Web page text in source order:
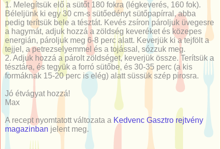
1. Melegítsük elő a sütőt 180 fokra (légkeverés, 160 fok).
Béleljünk ki egy 30 cm-s sütőedényt sütőpapírral, abba
pedig terítsük bele a tésztát. Kevés zsíron pároljuk üvegesre
a hagymát, adjuk hozzá a zöldség keveréket és közepes
energián, pároljuk meg 6-8 perc alatt. Keverjük ki a tejfölt a
tejjel, a petrezselyemmel és a tojással, sózzuk meg.
2. Adjuk hozzá a párolt zöldséget, keverjük össze. Terítsük a
tésztára, és tegyük a forró sütőbe, és 30-35 perc (a kis
formáknak 15-20 perc is elég) alatt süssük szép pirosra.
Jó étvágyat hozzá!
Max
A recept nyomtatott változata a Kedvenc Gasztro rejtvény
magazinban jelent meg.